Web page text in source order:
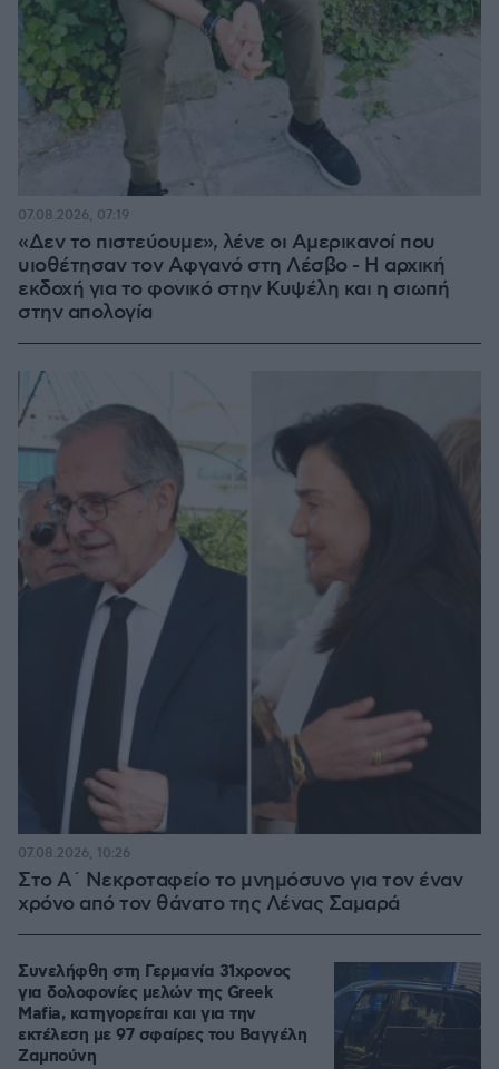
«Δεν το πιστεύουμε», λένε οι Αμερικανοί που
υιοθέτησαν τον Αφγανό στη Λέσβο - Η αρχική
εκδοχή για το φονικό στην Κυψέλη και η σιωπή
στην απολογία
07.08.2026, 07:19
Στο Α΄ Νεκροταφείο το μνημόσυνο για τον έναν
χρόνο από τον θάνατο της Λένας Σαμαρά
07.08.2026, 10:26
Συνελήφθη στη Γερμανία 31χρονος
για δολοφονίες μελών της Greek
Mafia, κατηγορείται και για την
εκτέλεση με 97 σφαίρες του Βαγγέλη
Ζαμπούνη